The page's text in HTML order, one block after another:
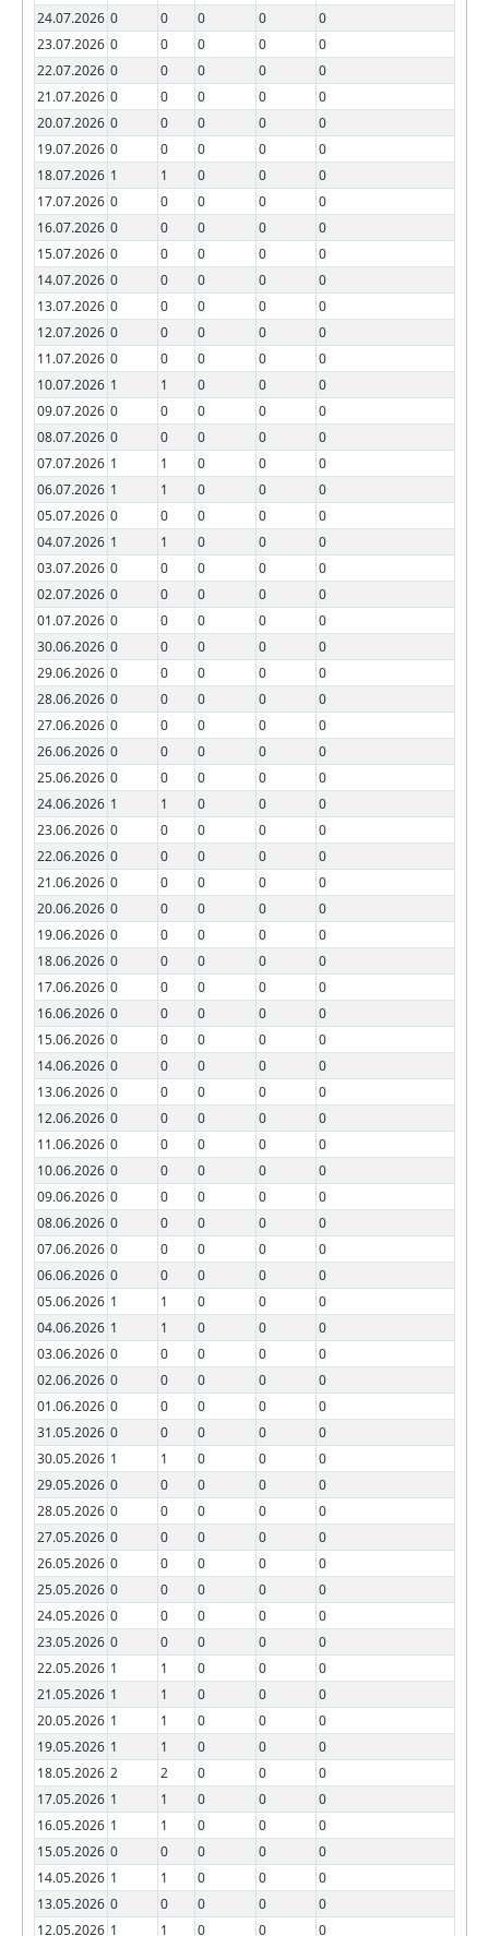
24.07.2026 0 0 0 0
0
23.07.2026 0 0 0 0
0
22.07.2026 0 0 0 0
0
21.07.2026 0 0 0 0
0
20.07.2026 0 0 0 0
0
19.07.2026 0 0 0 0
0
18.07.2026 1 1 0 0
0
17.07.2026 0 0 0 0
0
16.07.2026 0 0 0 0
0
15.07.2026 0 0 0 0
0
14.07.2026 0 0 0 0
0
13.07.2026 0 0 0 0
0
12.07.2026 0 0 0 0
0
11.07.2026 0 0 0 0
0
10.07.2026 1 1 0 0
0
09.07.2026 0 0 0 0
0
08.07.2026 0 0 0 0
0
07.07.2026 1 1 0 0
0
06.07.2026 1 1 0 0
0
05.07.2026 0 0 0 0
0
04.07.2026 1 1 0 0
0
03.07.2026 0 0 0 0
0
02.07.2026 0 0 0 0
0
01.07.2026 0 0 0 0
0
30.06.2026 0 0 0 0
0
29.06.2026 0 0 0 0
0
28.06.2026 0 0 0 0
0
27.06.2026 0 0 0 0
0
26.06.2026 0 0 0 0
0
25.06.2026 0 0 0 0
0
24.06.2026 1 1 0 0
0
23.06.2026 0 0 0 0
0
22.06.2026 0 0 0 0
0
21.06.2026 0 0 0 0
0
20.06.2026 0 0 0 0
0
19.06.2026 0 0 0 0
0
18.06.2026 0 0 0 0
0
17.06.2026 0 0 0 0
0
16.06.2026 0 0 0 0
0
15.06.2026 0 0 0 0
0
14.06.2026 0 0 0 0
0
13.06.2026 0 0 0 0
0
12.06.2026 0 0 0 0
0
11.06.2026 0 0 0 0
0
10.06.2026 0 0 0 0
0
09.06.2026 0 0 0 0
0
08.06.2026 0 0 0 0
0
07.06.2026 0 0 0 0
0
06.06.2026 0 0 0 0
0
05.06.2026 1 1 0 0
0
04.06.2026 1 1 0 0
0
03.06.2026 0 0 0 0
0
02.06.2026 0 0 0 0
0
01.06.2026 0 0 0 0
0
31.05.2026 0 0 0 0
0
30.05.2026 1 1 0 0
0
29.05.2026 0 0 0 0
0
28.05.2026 0 0 0 0
0
27.05.2026 0 0 0 0
0
26.05.2026 0 0 0 0
0
25.05.2026 0 0 0 0
0
24.05.2026 0 0 0 0
0
23.05.2026 0 0 0 0
0
22.05.2026 1 1 0 0
0
21.05.2026 1 1 0 0
0
20.05.2026 1 1 0 0
0
19.05.2026 1 1 0 0
0
18.05.2026 2 2 0 0
0
17.05.2026 1 1 0 0
0
16.05.2026 1 1 0 0
0
15.05.2026 0 0 0 0
0
14.05.2026 1 1 0 0
0
13.05.2026 0 0 0 0
0
12.05.2026 1 1 0 0 0